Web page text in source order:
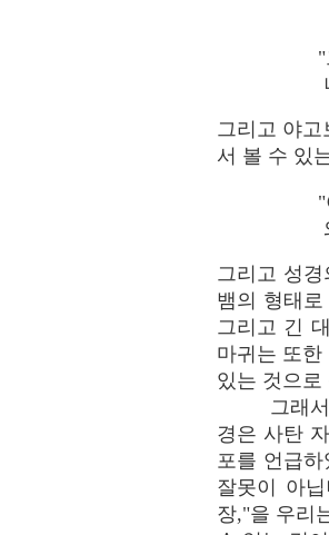
"
그리고 야고
서 볼 수 있
그리고 성
뱀의 형태
그리고 긴
마귀는 또
있는 것으로
그래
경은 사탄
포를 언급
잘못이 아
장,"을 우리